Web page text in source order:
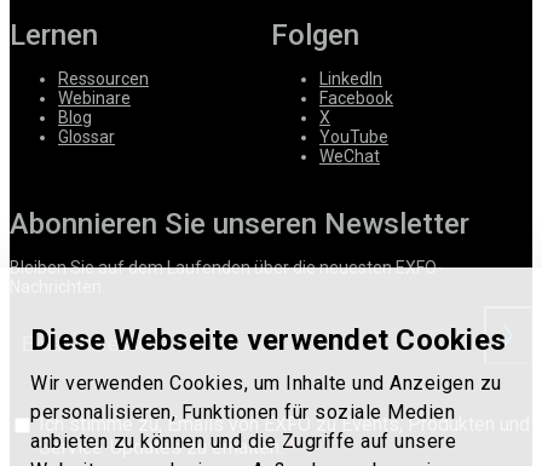
Diese Webseite verwendet Cookies
Wir verwenden Cookies, um Inhalte und Anzeigen zu
personalisieren, Funktionen für soziale Medien
anbieten zu können und die Zugriffe auf unsere
Lernen
Ressourcen
Webinare
Blog
Glossar
Folgen
LinkedIn
Facebook
X
YouTube
WeChat
Abonnieren Sie unseren Newsletter
Bleiben Sie auf dem Laufenden über die neuesten EXFO-
Ich stimme zu, Emails von EXFO zu Events, Produkten und
Service-Updates zu erhalten.